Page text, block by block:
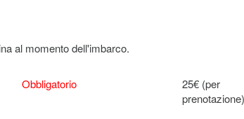
al momento dell'imbarco.
Obbligatorio
25€ (per
prenotazione)